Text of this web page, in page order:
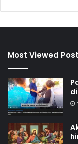
Most Viewed